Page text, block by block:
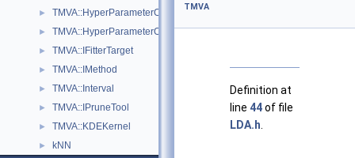
► TMVA::HyperParameterOptimisation
► TMVA::HyperParameterOptimisationResult
► TMVA::IFitterTarget
► TMVA::IMethod
► TMVA::Interval
► TMVA::IPruneTool
► TMVA::KDEKernel
► kNN
TMVA
Definition at
line 44of file
LDA.h